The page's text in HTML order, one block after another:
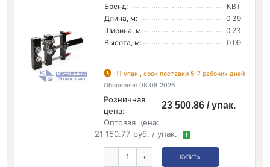
Бренд:
КВТ
Длина, м:
0.39
Ширина, м:
0.23
Высота, м:
0.09
11 упак., срок поставки 5-7 рабочих дней
Обновлено 08.08.2026
Розничная
цена:
23 500.86 / упак.
Оптовая цена:
21 150.77 руб. / упак.
!
- + КУПИТЬ